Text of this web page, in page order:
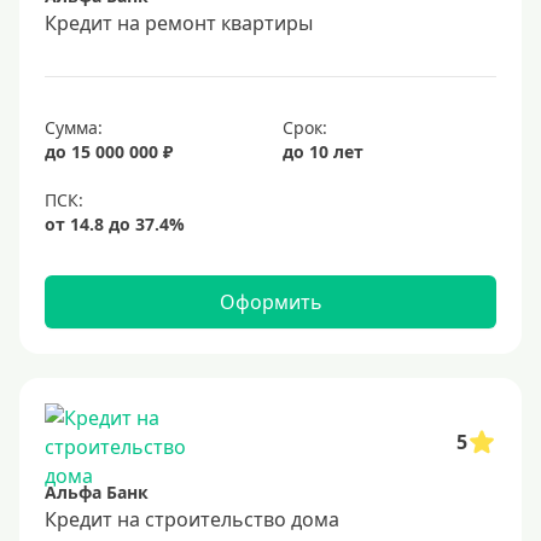
Срок
Долгосрочные
2 года
3 года
4 года
9 лет
10 лет
15 лет
Кредит на ремонт квартиры
Сумма:
до 15 000 000 ₽
Срок:
до 10 лет
Оформить
5
Альфа Банк
Кредит на строительство дома